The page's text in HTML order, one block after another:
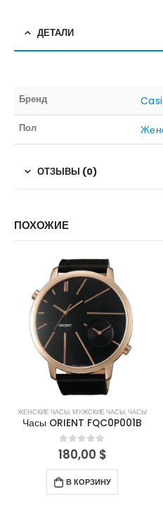
ДЕТАЛИ
Бренд
Пол
ОТЗЫВЫ (0)
ПОХОЖИЕ
ЖЕНСКИЕ ЧАСЫ,МУЖСКИЕ ЧАСЫ,ЧАСЫ
Часы ORIENT FQC0P001B
0out of 5
180,00 $
В КОРЗИНУ